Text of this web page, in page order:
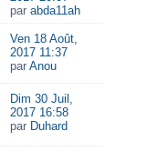
par abda11ah
Ven 18 Août,
2017 11:37
par Anou
Dim 30 Juil,
2017 16:58
par Duhard